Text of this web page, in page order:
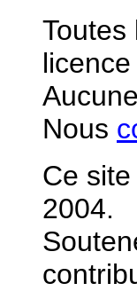
Toutes
licence
Nous
Ce
2004.
S